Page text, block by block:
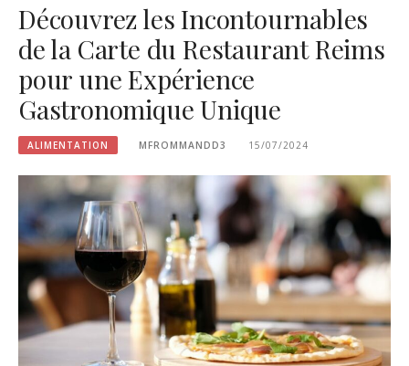
Découvrez les Incontournables
de la Carte du Restaurant Reims
pour une Expérience
Gastronomique Unique
ALIMENTATION MFROMMANDD3 15/07/2024